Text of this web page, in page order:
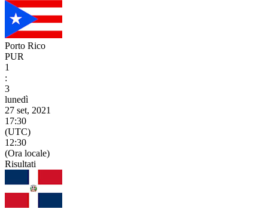
Porto Rico
PUR
1
:
3
lunedì
27 set, 2021
17:30
(UTC)
12:30
(Ora locale)
Risultati